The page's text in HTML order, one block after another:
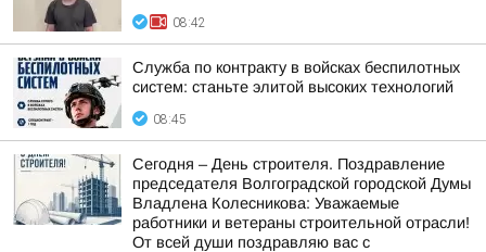
08:42
Служба по контракту в войсках беспилотных
систем: станьте элитой высоких технологий
08:45
Сегодня – День строителя. Поздравление
председателя Волгоградской городской Думы
Владлена Колесникова: Уважаемые
работники и ветераны строительной отрасли!
От всей души поздравляю вас с